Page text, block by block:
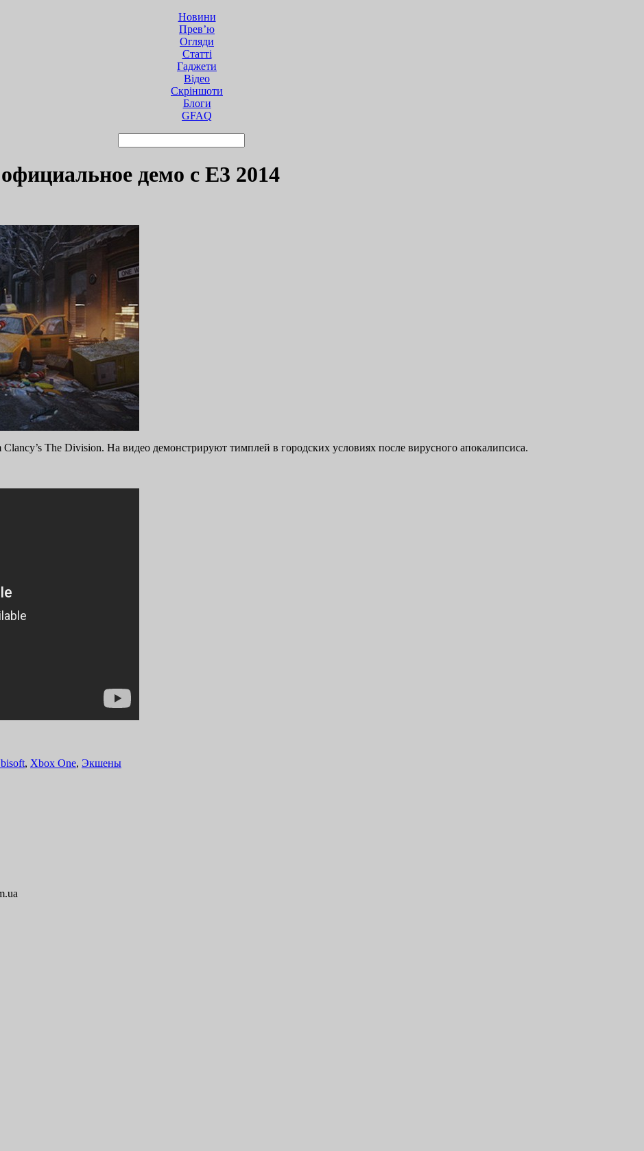
Новини
Прев’ю
Огляди
Статті
Гаджети
Відео
Cкріншоти
Блоги
GFAQ
демо с E3 2014
The Division. На видео демонстрируют тимплей в городских условиях после вирусного апокалипсиса.
, Xbox One, Экшены